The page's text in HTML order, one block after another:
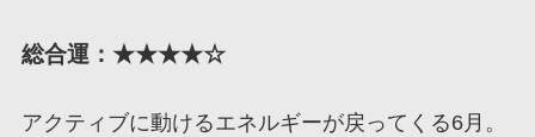
総合運：★★★★☆
アクティブに動けるエネルギーが戻ってくる6月。